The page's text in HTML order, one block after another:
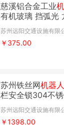
慈溪铝合金工业
有机玻璃 挡弧光
苏州远阳交通设施有限
￥375.00
苏州铁丝网机器人
栏安全锁304不
苏州远阳交通设施有限
￥1398.00